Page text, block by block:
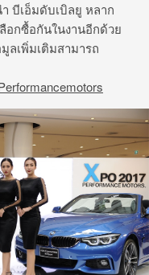
บีเอ็มดับเบิลยู หลาก
อกซื้อกันในงานอีกด้วย
ลเพิ่มเติมสามารถ